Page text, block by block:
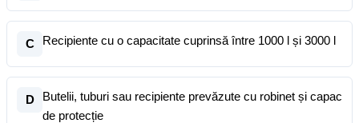
C Recipiente cu o capacitate cuprinsă între 1000 l și 3000 l
D
Butelii, tuburi sau recipiente prevăzute cu robinet și capac
de protecție